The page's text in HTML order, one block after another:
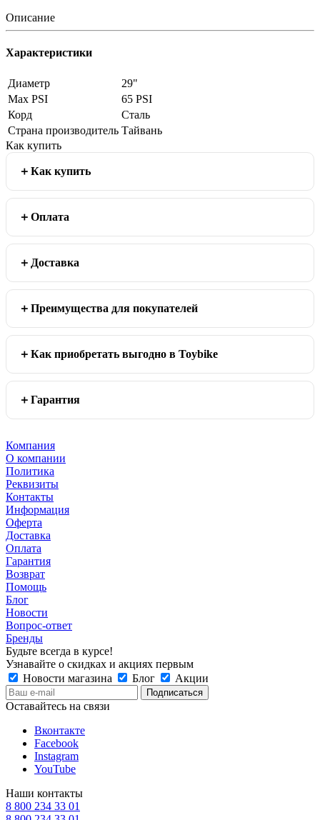
Описание
Характеристики
Диаметр
29"
Max PSI
65 PSI
Корд
Сталь
Страна производитель Тайвань
Как купить
Как купить
Оплата
Доставка
Преимущества для покупателей
Как приобретать выгодно в Toybike
Гарантия
Компания
О компании
Политика
Реквизиты
Контакты
Информация
Оферта
Доставка
Оплата
Гарантия
Возврат
Помощь
Блог
Новости
Вопрос-ответ
Бренды
Будьте всегда в курсе!
Узнавайте о скидках и акциях первым
Новости магазина
Блог Акции
Оставайтесь на связи
Вконтакте
Facebook
Instagram
YouTube
Наши контакты
8 800 234 33 01